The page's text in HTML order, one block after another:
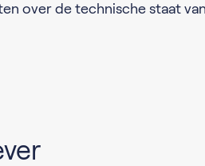
over de technische staat